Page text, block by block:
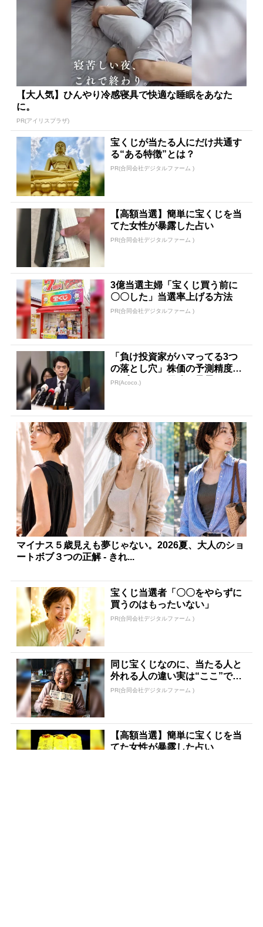
【大人気】ひんやり冷感寝具で快適な睡眠をあなた
に。
PR(アイリスプラザ)
宝くじが当たる人にだけ共通す
る“ある特徴”とは？
PR(合同会社デジタルファーム )
【高額当選】簡単に宝くじを当
てた女性が暴露した占い
PR(合同会社デジタルファーム )
3億当選主婦「宝くじ買う前に
〇〇した」当選率上げる方法
PR(合同会社デジタルファーム )
「負け投資家がハマってる3つ
の落とし穴」株価の予測精度ト
ップクラスの天才が暴露
PR(Acoco.)
マイナス５歳見えも夢じゃない。2026夏、大人のショ
ートボブ３つの正解 - きれ...
宝くじ当選者「〇〇をやらずに
買うのはもったいない」
PR(合同会社デジタルファーム )
同じ宝くじなのに、当たる人と
外れる人の違い実は“ここ”でし
た
PR(合同会社デジタルファーム )
【高額当選】簡単に宝くじを当
てた女性が暴露した占い